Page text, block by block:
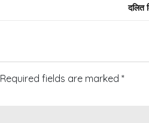
दलित
Required fields are marked *